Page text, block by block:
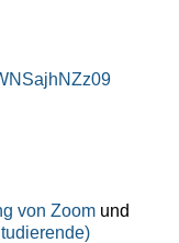
von Zoom und